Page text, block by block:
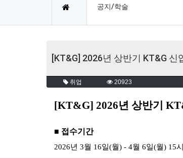
공지/학술
[KT&G] 2026년 상반기 KT&G
취업 20923
[KT&G] 2026년 상반기
■ 접수기간
2026년 3월 16일(월) - 4월 6일(월) 15